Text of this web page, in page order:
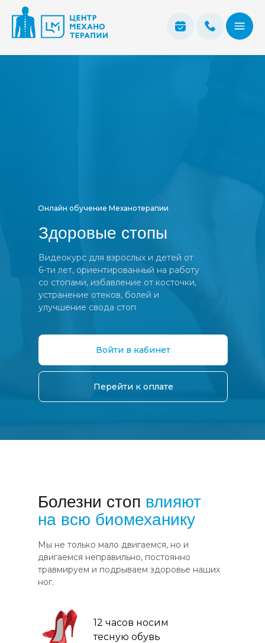
Здоровые стопы
Видеокурс для взрослых и детей от
6-ти лет, ориентированный на работу
со стопами, избавление от косточки,
устранение отеков, болей и
улучшение свода стоп
Войти в кабинет
Онлайн обучение Механотерапии
Перейти к оплате
12 часов носим
тесную обувь
Болезни стоп влияют
на всю биомеханику
Мы не только мало двигаемся, но и
двигаемся неправильно, постоянно
травмируем и подрываем здоровье наших
ног.